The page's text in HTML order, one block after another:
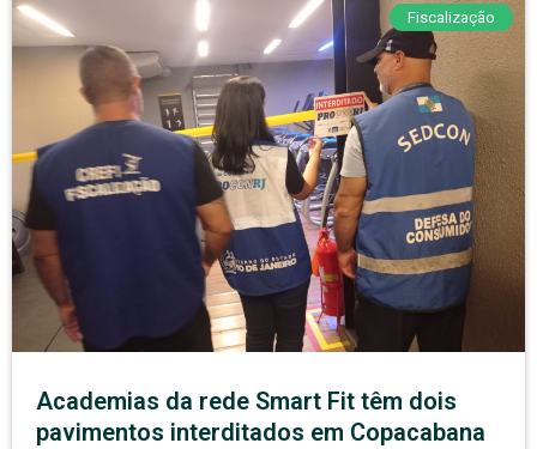
Fiscalização
Academias da rede Smart Fit têm dois
pavimentos interditados em Copacabana